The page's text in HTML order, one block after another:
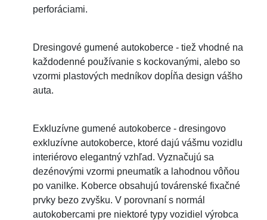
perforáciami.
Dresingové gumené autokoberce - tiež vhodné na
každodenné používanie s kockovanými, alebo so
vzormi plastových medníkov dopĺňa design vášho
auta.
Exkluzívne gumené autokoberce - dresingovo
exkluzívne autokoberce, ktoré dajú vášmu vozidlu
interiérovo elegantný vzhľad. Vyznačujú sa
dezénovými vzormi pneumatík a lahodnou vôňou
po vanilke. Koberce obsahujú továrenské fixačné
prvky bezo zvyšku. V porovnaní s normál
autokobercami pre niektoré typy vozidiel výrobca